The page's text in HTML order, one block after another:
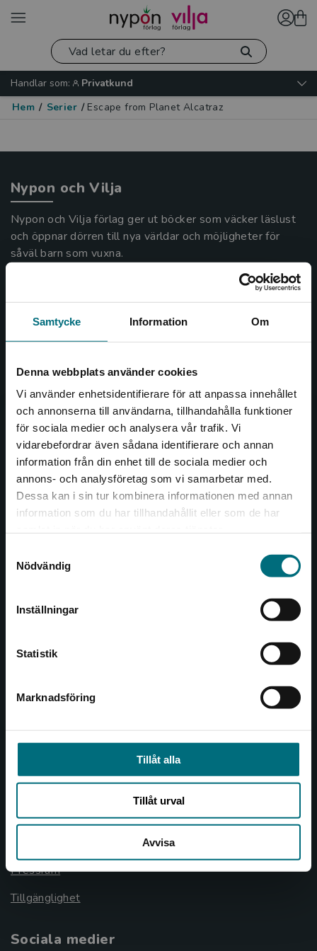
Samtycke Information Om
Denna webbplats använder cookies
Vi använder enhetsidentifierare för att anpassa innehållet
och annonserna till användarna, tillhandahålla funktioner
för sociala medier och analysera vår trafik. Vi
vidarebefordrar även sådana identifierare och annan
information från din enhet till de sociala medier och
annons- och analysföretag som vi samarbetar med.
Dessa kan i sin tur kombinera informationen med annan
information som du har tillhandahållit eller som de har
Nödvändig
Inställningar
Statistik
Marknadsföring
Tillåt alla
Tillåt urval
Avvisa
Begränsad fraktregion
Det verkar som att du besöker
nyponochviljaforlag.se via en enhet utanför
Sverige. För att kunna slutföra ett köp måste
Handlar som:
Privatkund
Hem / Serier / Escape from Planet Alcatraz
Nypon och Vilja
Nypon och Vilja förlag ger ut böcker som väcker läslust
och öppnar dörren till nya världar och möjligheter för
såväl barn som vuxna.
Nypon och Vilja förlag är en del av Studentlitteratur.
Kontakta oss
Kontakta oss
046-31 20 00
Box 141
221 00 Lund
Besöksadress:
Åkergränden 1
Kundservice
046-31 21 00
Frågor och svar
Om oss
GDPR och personuppgifter
Lediga tjänster
Pressrum
Tillgänglighet
Sociala medier